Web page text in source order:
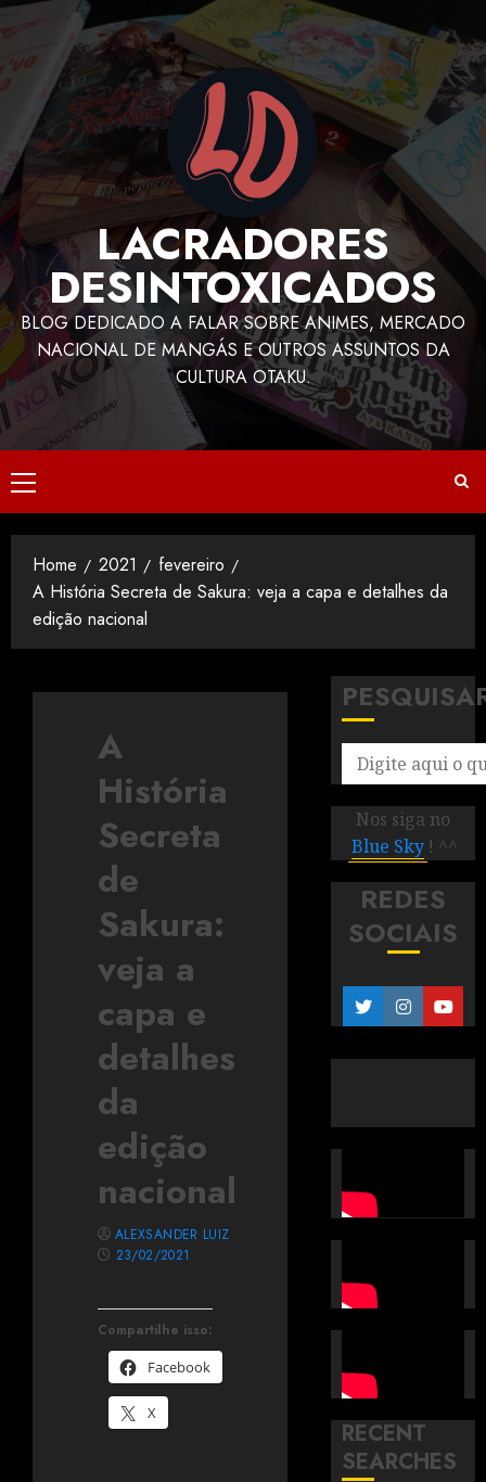
LACRADORES
DESINTOXICADOS
BLOG DEDICADO A FALAR SOBRE ANIMES, MERCADO
NACIONAL DE MANGÁS E OUTROS ASSUNTOS DA
CULTURA OTAKU.
Home 2021
fevereiro
A História Secreta de Sakura: veja a capa e detalhes da
edição nacional
A
História
Secreta
de
Sakura:
veja a
capa e
detalhes
da
edição
nacional
Compartilhe isso:
Facebook
X
ALEXSANDER LUIZ
23/02/2021
Nos siga no
Blue Sky ! ^^
REDES
SOCIAIS
RECENT
SEARCHES